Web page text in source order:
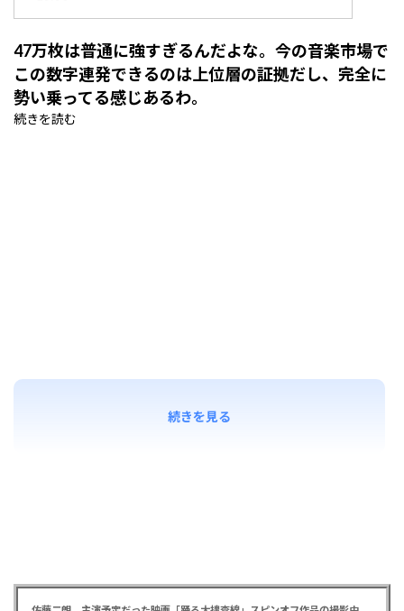
47万枚は普通に強すぎるんだよな。今の音楽市場で
この数字連発できるのは上位層の証拠だし、完全に
勢い乗ってる感じあるわ。
続きを読む
続きを見る